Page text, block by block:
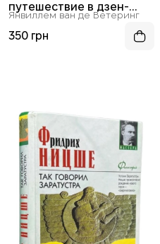
путешествие в дзен-
буддийский монастырь
Янвиллем ван де Ветеринг
350 грн